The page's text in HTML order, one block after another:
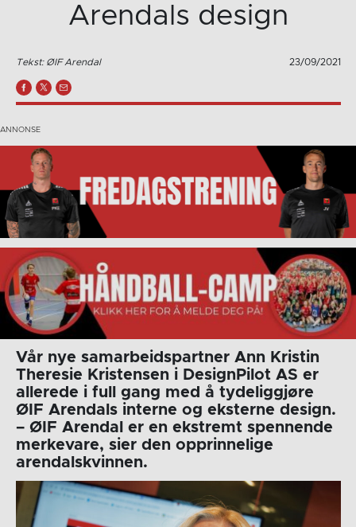
Arendals design
Tekst: ØIF Arendal 23/09/2021
Vår nye samarbeidspartner Ann Kristin
Theresie Kristensen i DesignPilot AS er
allerede i full gang med å tydeliggjøre
ØIF Arendals interne og eksterne design.
– ØIF Arendal er en ekstremt spennende
merkevare, sier den opprinnelige
arendalskvinnen.